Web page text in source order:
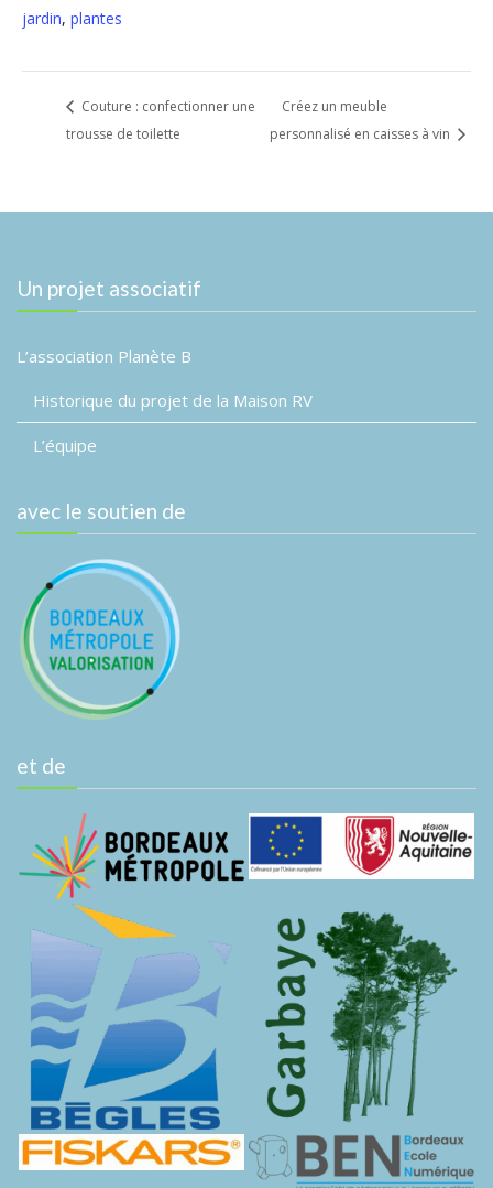
jardin, plantes
Couture : confectionner une
trousse de toilette
Créez un meuble
personnalisé en caisses à vin
Un projet associatif
L’association Planète B
Historique du projet de la Maison RV
L’équipe
avec le soutien de
et de